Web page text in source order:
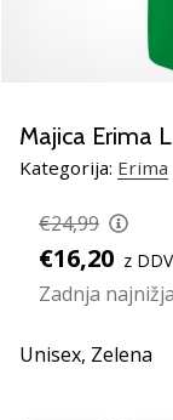
odbojkarski/a
navdušenec/ka,
mi?
Pridruži
nam
kot
brend
ambasador/ka.
Majica Erima
Kategorija: Erima
€24,99
€16,20 z DDV
Zadnja
Unisex, Zelena